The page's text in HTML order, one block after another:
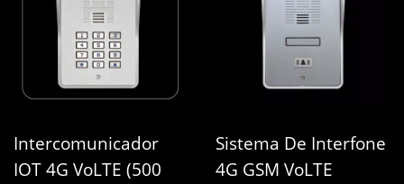
Intercomunicador
IOT 4G VoLTE (500
Sistema De Interfone
4G GSM VoLTE